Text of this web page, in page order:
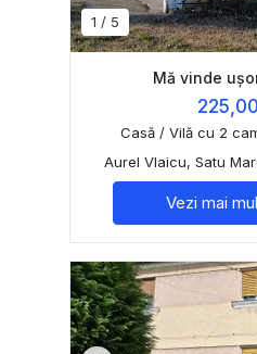
1 / 5
Mă vinde
Casă / Vilă cu 2
Aurel Vlaicu, Satu
Vezi mai